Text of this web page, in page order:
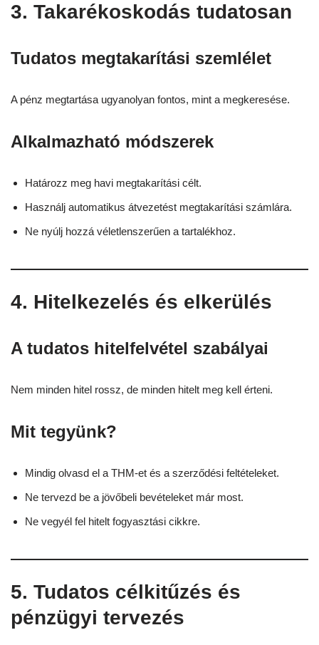
3. Takarékoskodás tudatosan
Tudatos megtakarítási szemlélet
A pénz megtartása ugyanolyan fontos, mint a megkeresése.
Alkalmazható módszerek
Határozz meg havi megtakarítási célt.
Használj automatikus átvezetést megtakarítási számlára.
Ne nyúlj hozzá véletlenszerűen a tartalékhoz.
4. Hitelkezelés és elkerülés
A tudatos hitelfelvétel szabályai
Nem minden hitel rossz, de minden hitelt meg kell érteni.
Mit tegyünk?
Mindig olvasd el a THM-et és a szerződési feltételeket.
Ne tervezd be a jövőbeli bevételeket már most.
Ne vegyél fel hitelt fogyasztási cikkre.
5. Tudatos célkitűzés és
pénzügyi tervezés